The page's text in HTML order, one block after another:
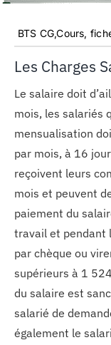
BTS CG,Cours,
Les Charges
Le salaire doit
mois, les salariés
mensualisation
par mois, à 16
reçoivent leurs
mois et peuvent
paiement du
travail et pendant
par chèque ou
supérieurs à 1
du salaire est
salarié de
également le